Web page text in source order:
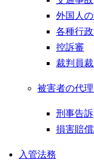
外国人
各種行
控訴審
裁判員裁
被害者の代
刑事告訴
損害賠
入管法務